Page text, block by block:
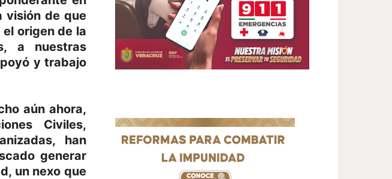
visión de que
origen de la
a nuestras
y trabajo
aún ahora,
Civiles,
han
generar
un nexo que